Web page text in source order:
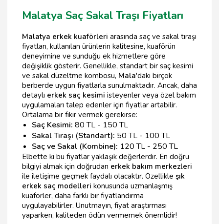
Malatya Saç Sakal Traşı Fiyatları
Malatya erkek kuaförleri arasında saç ve sakal tıraşı
fiyatları, kullanılan ürünlerin kalitesine, kuaförün
deneyimine ve sunduğu ek hizmetlere göre
değişiklik gösterir. Genellikle, standart bir saç kesimi
ve sakal düzeltme kombosu, Mala'daki birçok
berberde uygun fiyatlarla sunulmaktadır. Ancak, daha
detaylı erkek saç kesimi isteyenler veya özel bakım
uygulamaları talep edenler için fiyatlar artabilir.
Ortalama bir fikir vermek gerekirse:
Saç Kesimi: 80 TL - 150 TL
Sakal Tıraşı (Standart): 50 TL - 100 TL
Saç ve Sakal (Kombine): 120 TL - 250 TL
Elbette ki bu fiyatlar yaklaşık değerlerdir. En doğru
bilgiyi almak için doğrudan erkek bakım merkezleri
ile iletişime geçmek faydalı olacaktır. Özellikle şık
erkek saç modelleri konusunda uzmanlaşmış
kuaförler, daha farklı bir fiyatlandırma
uygulayabilirler. Unutmayın, fiyat araştırması
yaparken, kaliteden ödün vermemek önemlidir!